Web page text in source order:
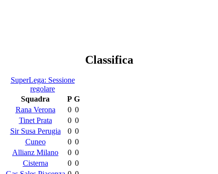
Classifica
SuperLega: Sessione
regolare
Squadra
P G
Rana Verona
0 0
Tinet Prata
0 0
Sir Susa Perugia
0 0
Cuneo
0 0
Allianz Milano
0 0
Cisterna
0 0